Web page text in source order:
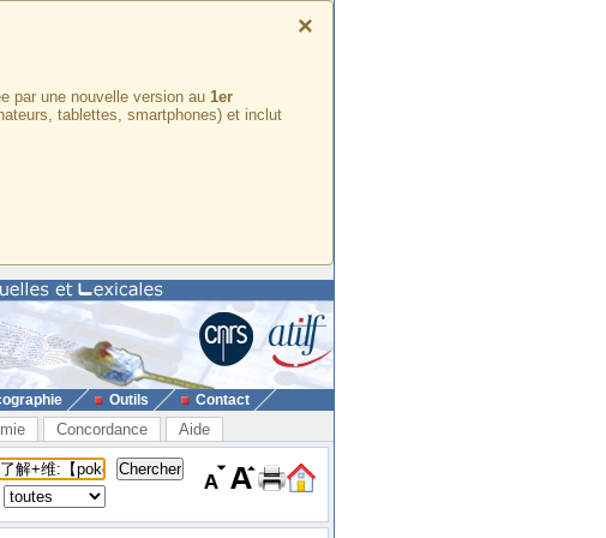
×
par une nouvelle version au 1er
tablettes, smartphones) et inclut
Outils Contact
Concordance Aide